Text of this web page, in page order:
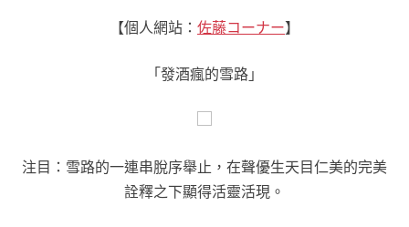
【個人網站： 佐藤コーナー】
「發酒瘋的雪路」
注目：雪路的一連串脫序舉止，在聲優生天目仁美的完美
詮釋之下顯得活靈活現。